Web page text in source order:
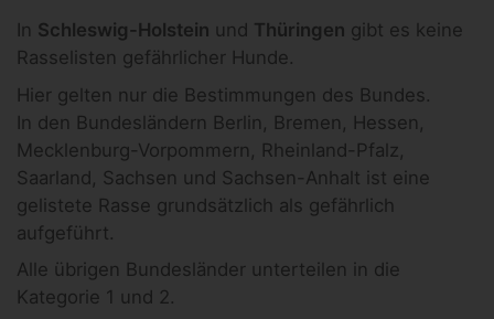
In Schleswig-Holstein und Thüringen gibt es keine
Rasselisten gefährlicher Hunde.
Hier gelten nur die Bestimmungen des Bundes.
In den Bundesländern Berlin, Bremen, Hessen,
Mecklenburg-Vorpommern, Rheinland-Pfalz,
Saarland, Sachsen und Sachsen-Anhalt ist eine
gelistete Rasse grundsätzlich als gefährlich
aufgeführt.
Alle übrigen Bundesländer unterteilen in die
Kategorie 1 und 2.